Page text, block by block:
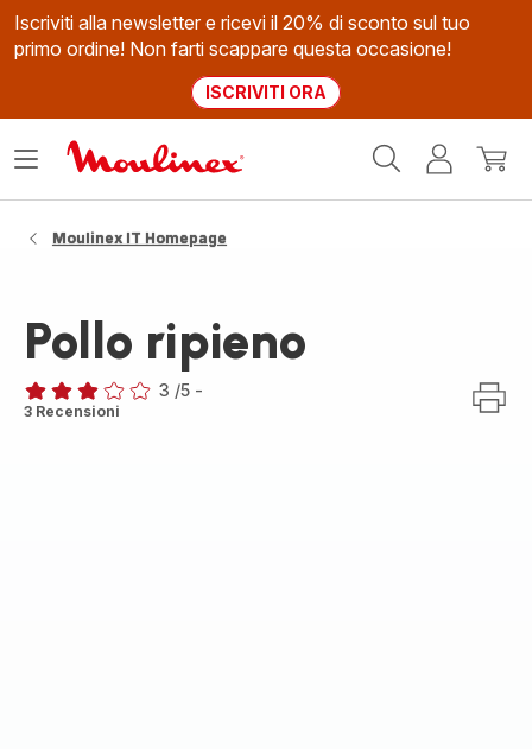
Iscriviti alla newsletter e ricevi il 20% di sconto sul tuo
primo ordine! Non farti scappare questa occasione!
ISCRIVITI ORA
Il
Apri
Moulinex IT Homepage
Pollo ripieno
Recensione
3 /5 -
3 Recensioni